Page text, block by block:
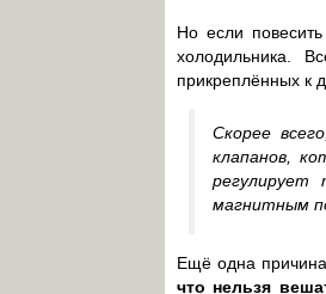
Но если
холодильника.
прикреплённых к
Скорее
клапанов,
магнитным
Ещё одна
что нельзя